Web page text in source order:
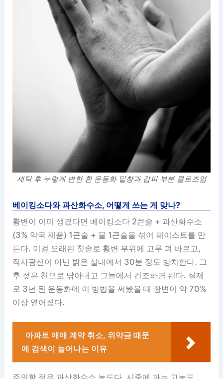
세탁 후 누렇게 변한 흰 운동화 밑창과 갑피 부분 클로즈업
베이킹소다와 과산화수소, 어떻게 쓰는 게 맞나?
황변이 이미 생겼다면 베이킹소다 2큰술 + 과산화수소
(3% 약국 제품) 1큰술 + 물 1큰술을 섞어 페이스트를 만
든다. 이걸 오래된 칫솔로 황변 부위에 고루 펴 바르고,
직사광선이 아닌 밝은 실내에서 30분 정도 방치한다. 그
후 젖은 천으로 닦아내고 그늘에서 건조하면 된다. 실제
로 3년 된 운동화에 이 방법을 써봤을 때 황변이 약 70%
이상 옅어졌다.
아파트 매매 계약 취소, 위약금 때문
에 검색이 늘어나는 이유
주의할 점은 과산화수소 농도다. 시중에 파는 고농도